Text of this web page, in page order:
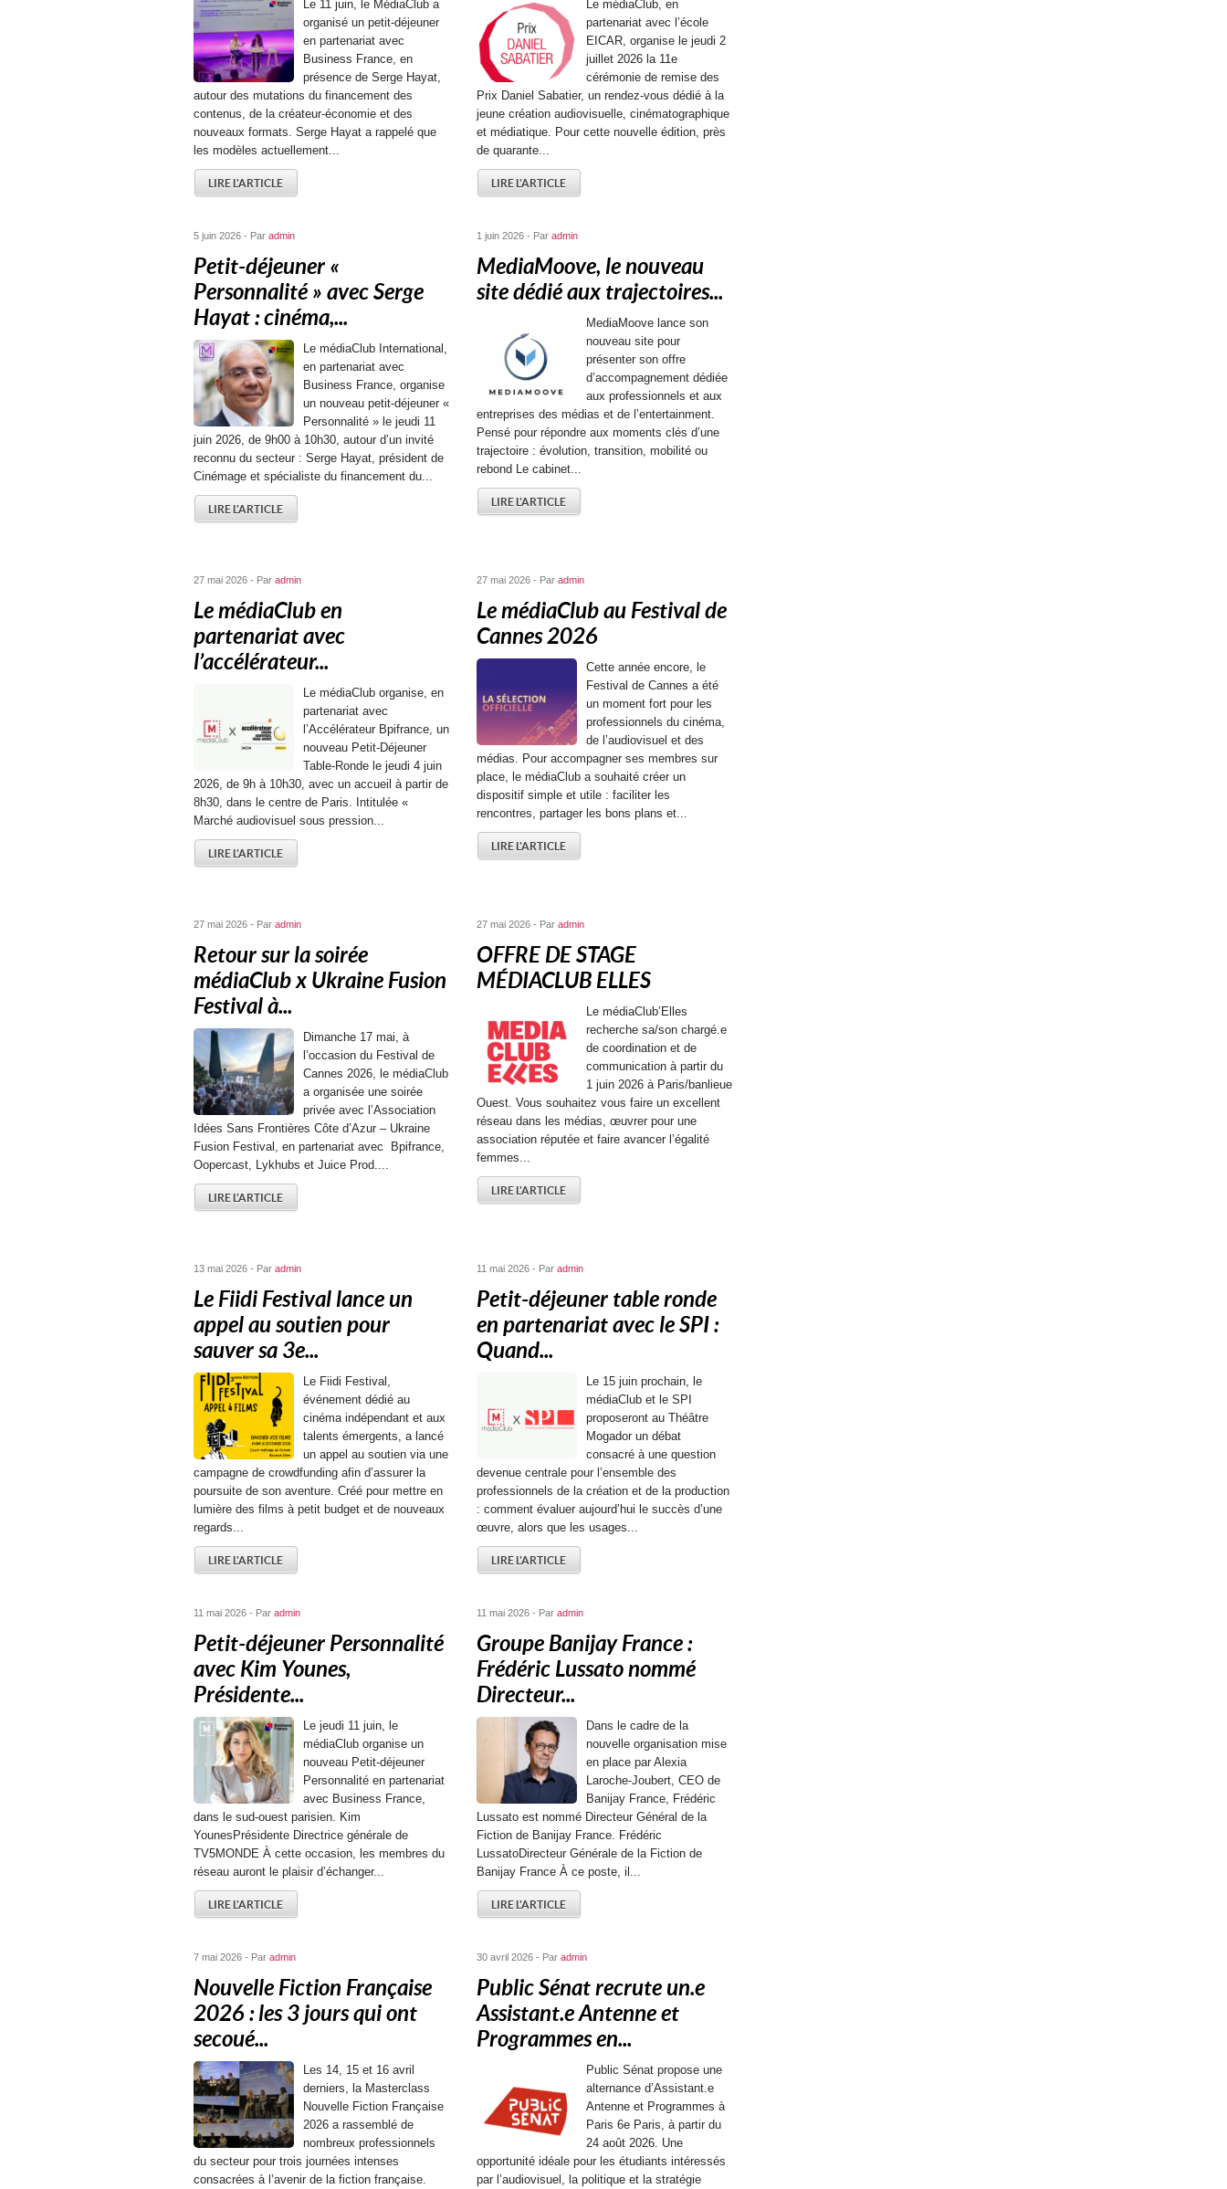
Le 11 juin, le MédiaClub a
organisé un petit-déjeuner
en partenariat avec
Business France, en
présence de Serge Hayat,
autour des mutations du financement des
contenus, de la créateur-économie et des
nouveaux formats. Serge Hayat a rappelé que
les modèles actuellement...
LIRE L'ARTICLE
Le médiaClub, en
partenariat avec l’école
EICAR, organise le jeudi 2
juillet 2026 la 11e
cérémonie de remise des
Prix Daniel Sabatier, un rendez-vous dédié à la
jeune création audiovisuelle, cinématographique
et médiatique. Pour cette nouvelle édition, près
de quarante...
LIRE L'ARTICLE
5 juin 2026 - Par admin
Petit-déjeuner «
Personnalité » avec Serge
Hayat : cinéma,...
Le médiaClub International,
en partenariat avec
Business France, organise
un nouveau petit-déjeuner «
Personnalité » le jeudi 11
juin 2026, de 9h00 à 10h30, autour d’un invité
reconnu du secteur : Serge Hayat, président de
Cinémage et spécialiste du financement du...
LIRE L'ARTICLE
1 juin 2026 - Par admin
MediaMoove, le nouveau
site dédié aux trajectoires...
MediaMoove lance son
nouveau site pour
présenter son offre
d’accompagnement dédiée
aux professionnels et aux
entreprises des médias et de l’entertainment.
Pensé pour répondre aux moments clés d’une
trajectoire : évolution, transition, mobilité ou
rebond Le cabinet...
LIRE L'ARTICLE
27 mai 2026 - Par admin
Le médiaClub en
partenariat avec
l’accélérateur...
Le médiaClub organise, en
partenariat avec
l’Accélérateur Bpifrance, un
nouveau Petit-Déjeuner
Table-Ronde le jeudi 4 juin
2026, de 9h à 10h30, avec un accueil à partir de
8h30, dans le centre de Paris. Intitulée «
Marché audiovisuel sous pression...
LIRE L'ARTICLE
27 mai 2026 - Par admin
Le médiaClub au Festival de
Cannes 2026
Cette année encore, le
Festival de Cannes a été
un moment fort pour les
professionnels du cinéma,
de l’audiovisuel et des
médias. Pour accompagner ses membres sur
place, le médiaClub a souhaité créer un
dispositif simple et utile : faciliter les
rencontres, partager les bons plans et...
LIRE L'ARTICLE
27 mai 2026 - Par admin
Retour sur la soirée
médiaClub x Ukraine Fusion
Festival à...
Dimanche 17 mai, à
l’occasion du Festival de
Cannes 2026, le médiaClub
a organisée une soirée
privée avec l’Association
Idées Sans Frontières Côte d’Azur – Ukraine
Fusion Festival, en partenariat avec Bpifrance,
Oopercast, Lykhubs et Juice Prod....
LIRE L'ARTICLE
27 mai 2026 - Par admin
OFFRE DE STAGE
MÉDIACLUB ELLES
Le médiaClub’Elles
recherche sa/son chargé.e
de coordination et de
communication à partir du
1 juin 2026 à Paris/banlieue
Ouest. Vous souhaitez vous faire un excellent
réseau dans les médias, œuvrer pour une
association réputée et faire avancer l’égalité
femmes...
LIRE L'ARTICLE
13 mai 2026 - Par admin
Le Fiidi Festival lance un
appel au soutien pour
sauver sa 3e...
Le Fiidi Festival,
événement dédié au
cinéma indépendant et aux
talents émergents, a lancé
un appel au soutien via une
campagne de crowdfunding afin d’assurer la
poursuite de son aventure. Créé pour mettre en
lumière des films à petit budget et de nouveaux
regards...
LIRE L'ARTICLE
11 mai 2026 - Par admin
Petit-déjeuner table ronde
en partenariat avec le SPI :
Quand...
Le 15 juin prochain, le
médiaClub et le SPI
proposeront au Théâtre
Mogador un débat
consacré à une question
devenue centrale pour l’ensemble des
professionnels de la création et de la production
: comment évaluer aujourd’hui le succès d’une
œuvre, alors que les usages...
LIRE L'ARTICLE
11 mai 2026 - Par admin
Petit-déjeuner Personnalité
avec Kim Younes,
Présidente...
Le jeudi 11 juin, le
médiaClub organise un
nouveau Petit-déjeuner
Personnalité en partenariat
avec Business France,
dans le sud-ouest parisien. Kim
YounesPrésidente Directrice générale de
TV5MONDE À cette occasion, les membres du
réseau auront le plaisir d’échanger...
LIRE L'ARTICLE
11 mai 2026 - Par admin
Groupe Banijay France :
Frédéric Lussato nommé
Directeur...
Dans le cadre de la
nouvelle organisation mise
en place par Alexia
Laroche-Joubert, CEO de
Banijay France, Frédéric
Lussato est nommé Directeur Général de la
Fiction de Banijay France. Frédéric
LussatoDirecteur Générale de la Fiction de
Banijay France À ce poste, il...
LIRE L'ARTICLE
7 mai 2026 - Par admin
Nouvelle Fiction Française
2026 : les 3 jours qui ont
secoué...
Les 14, 15 et 16 avril
derniers, la Masterclass
Nouvelle Fiction Française
2026 a rassemblé de
nombreux professionnels
du secteur pour trois journées intenses
consacrées à l’avenir de la fiction française.
30 avril 2026 - Par admin
Public Sénat recrute un.e
Assistant.e Antenne et
Programmes en...
Public Sénat propose une
alternance d’Assistant.e
Antenne et Programmes à
Paris 6e Paris, à partir du
24 août 2026. Une
opportunité idéale pour les étudiants intéressés
par l’audiovisuel, la politique et la stratégie